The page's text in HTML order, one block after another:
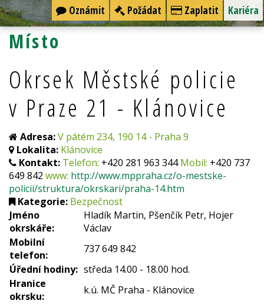
Kariéra
Zaplatit
Požádat
Oznámit
Místo
Okrsek Městské policie
v Praze 21 - Klánovice
Adresa:V pátém 234, 190 14 - Praha 9
Lokalita: Klánovice
Kontakt: Telefon: +420 281 963 344Mobil: +420 737
649 842 www: http://www.mppraha.cz/o-mestske-
policii/struktura/okrskari/praha-14.htm
Kategorie: Bezpečnost
Jméno
okrskáře:
Hladík Martin, Pšenčík Petr, Hojer
Václav
Mobilní
telefon:
737 649 842
Úřední hodiny: středa 14.00 - 18.00 hod.
Hranice
okrsku:
k.ú. MČ Praha - Klánovice